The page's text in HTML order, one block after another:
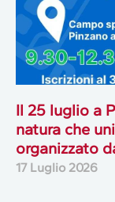
Il 25 luglio a
natura che
organizzato
17 Luglio 2026